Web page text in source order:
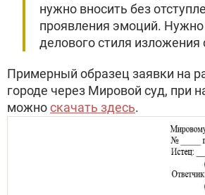
нужно вносить без
проявления эмоций.
делового стиля изложения
Примерный образец заявки на
городе через Мировой суд, при
можноскачать здесь.